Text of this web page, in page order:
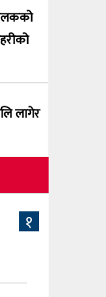
लागेर
बिजयी
१